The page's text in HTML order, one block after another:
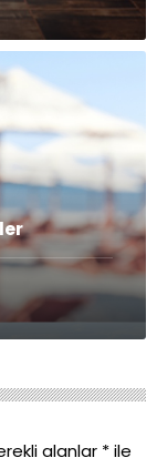
alanlar *ile